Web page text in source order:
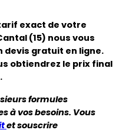
exact de votre
(15) nous vous
devis gratuit en ligne.
obtiendrez le prix final
formules
à vos besoins. Vous
et souscrire